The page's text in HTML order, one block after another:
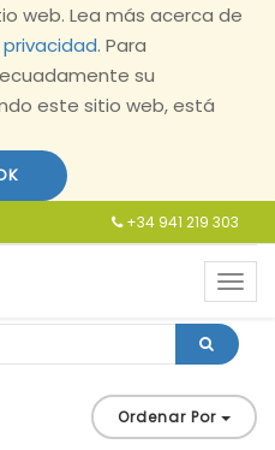
web. Lea más acerca de
. Para
su
este sitio web, está
+34 941 219 303
Ordenar Por